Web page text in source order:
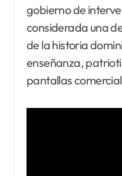
gobierno de
considerada una
de la historia
enseñanza,
pantallas